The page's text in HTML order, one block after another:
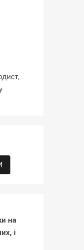
на
і